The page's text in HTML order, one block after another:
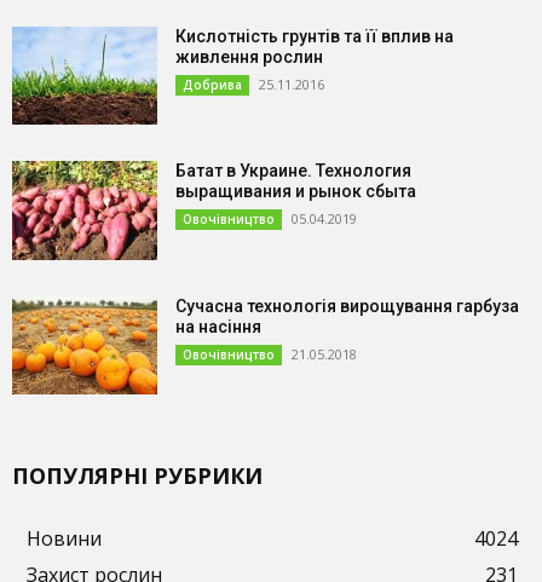
Кислотність грунтів та її вплив на
живлення рослин
Добрива 25.11.2016
Батат в Украине. Технология
выращивания и рынок сбыта
Овочівництво 05.04.2019
Сучасна технологія вирощування гарбуза
на насіння
Овочівництво 21.05.2018
ПОПУЛЯРНІ РУБРИКИ
Новини
4024
Захист рослин
231